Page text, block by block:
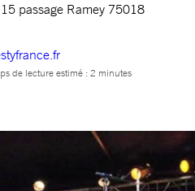
passage Ramey 75018
de lecture estimé : 2 minutes